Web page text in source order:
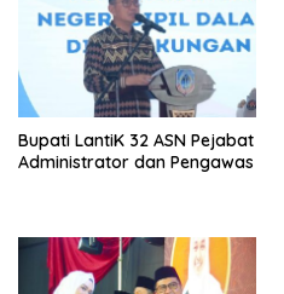
Bupati LantiK 32 ASN Pejabat
Administrator dan Pengawas